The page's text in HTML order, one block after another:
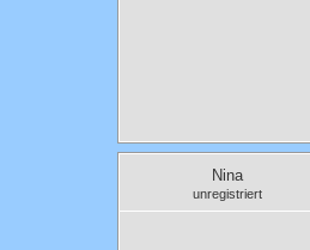
Nina
unregistriert